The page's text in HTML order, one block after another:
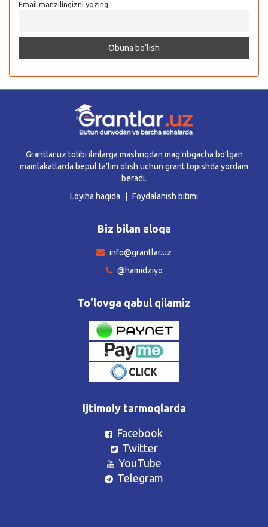
Email manzilingizni yozing:
Grantlar.uz tolibi ilmlarga mashriqdan mag’ribgacha bo’lgan
mamlakatlarda bepul ta’lim olish uchun grant topishda yordam
beradi.
Loyiha haqida
Foydalanish bitimi
Biz bilan aloqa
info@grantlar.uz
@hamidziyo
To'lovga qabul qilamiz
Ijtimoiy tarmoqlarda
Facebook
Twitter
YouTube
Telegram